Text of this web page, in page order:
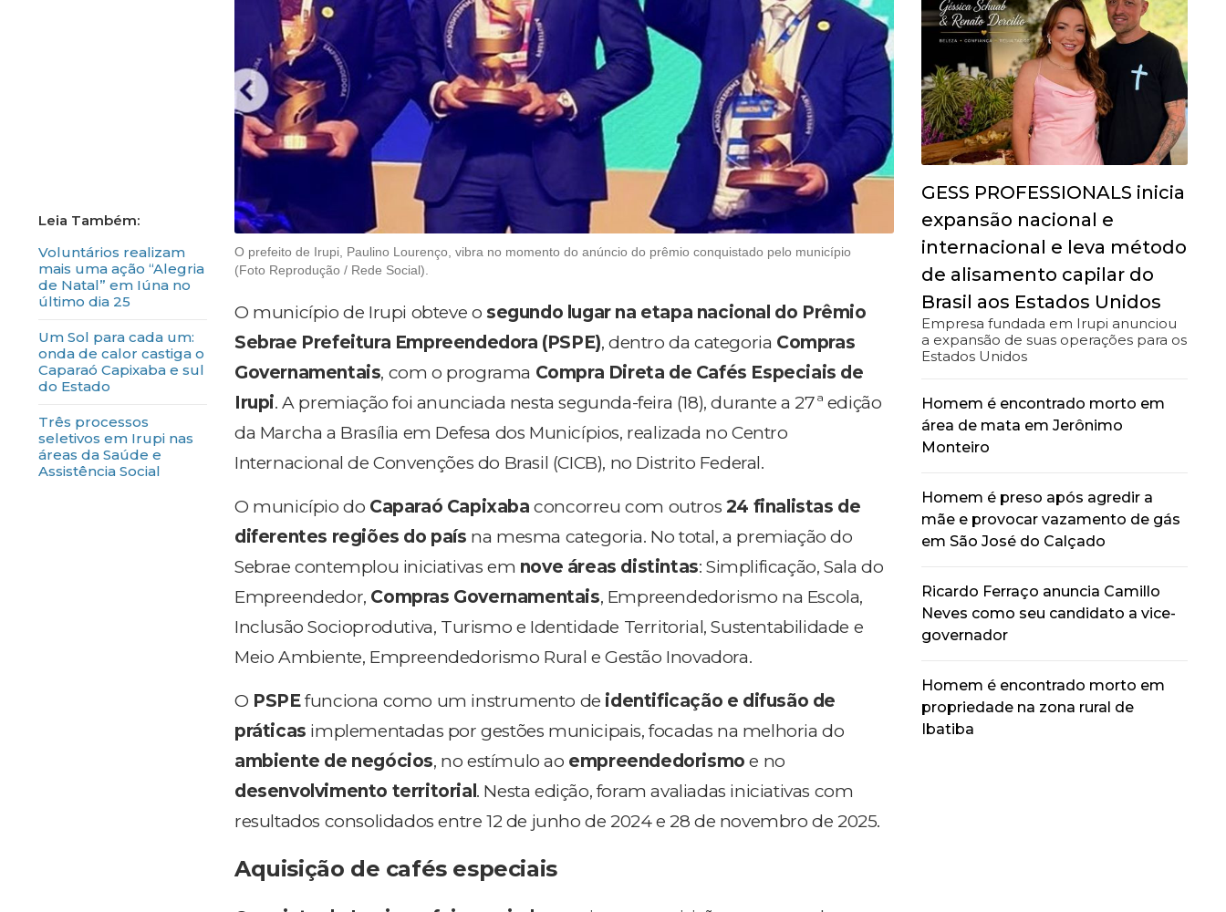
Voluntários realizam
mais uma ação “Alegria
de Natal” em Iúna no
último dia 25
Um Sol para cada um:
onda de calor castiga o
Caparaó Capixaba e sul
do Estado
Três processos
seletivos em Irupi nas
áreas da Saúde e
Assistência Social
O prefeito de Irupi, Paulino Lourenço, vibra no momento do anúncio do prêmio conquistado pelo município
(Foto Reprodução / Rede Social).
O município de Irupi obteve o segundo lugar na etapa nacional do Prêmio
Sebrae Prefeitura Empreendedora (PSPE), dentro da categoria Compras
Governamentais, com o programa Compra Direta de Cafés Especiais de
Irupi. A premiação foi anunciada nesta segunda-feira (18), durante a 27ª edição
da Marcha a Brasília em Defesa dos Municípios, realizada no Centro
Internacional de Convenções do Brasil (CICB), no Distrito Federal.
O município do Caparaó Capixabaconcorreu com outros 24 finalistas de
diferentes regiões do país na mesma categoria. No total, a premiação do
Sebrae contemplou iniciativas em nove áreas distintas: Simplificação, Sala do
Empreendedor, Compras Governamentais, Empreendedorismo na Escola,
Inclusão Socioprodutiva, Turismo e Identidade Territorial, Sustentabilidade e
Meio Ambiente, Empreendedorismo Rural e Gestão Inovadora.
O PSPEfunciona como um instrumento de identificação e difusão de
práticas implementadas por gestões municipais, focadas na melhoria do
ambiente de negócios, no estímulo ao empreendedorismo e no
desenvolvimento territorial . Nesta edição, foram avaliadas iniciativas com
resultados consolidados entre 12 de junho de 2024 e 28 de novembro de 2025.
Aquisição de cafés especiais
GESS PROFESSIONALS inicia
expansão nacional e
internacional e leva método
de alisamento capilar do
Brasil aos Estados Unidos
Empresa fundada em Irupi anunciou
a expansão de suas operações para os
Estados Unidos
Homem é encontrado morto em
área de mata em Jerônimo
Monteiro
Homem é preso após agredir a
mãe e provocar vazamento de gás
em São José do Calçado
Ricardo Ferraço anuncia Camillo
Neves como seu candidato a vice-
governador
Homem é encontrado morto em
propriedade na zona rural de
Ibatiba